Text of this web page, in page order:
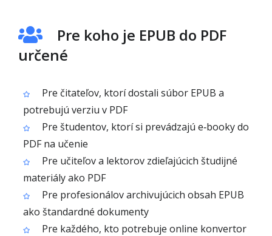
Pre koho je EPUB do PDF
určené
Pre čitateľov, ktorí dostali súbor EPUB a
potrebujú verziu v PDF
Pre študentov, ktorí si prevádzajú e‑booky do
PDF na učenie
Pre učiteľov a lektorov zdieľajúcich študijné
materiály ako PDF
Pre profesionálov archivujúcich obsah EPUB
ako štandardné dokumenty
Pre každého, kto potrebuje online konvertor